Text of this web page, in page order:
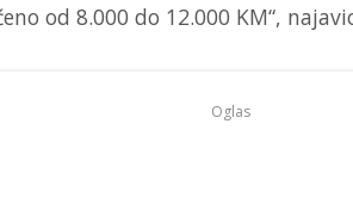
od 8.000 do 12.000 KM“,
Oglas